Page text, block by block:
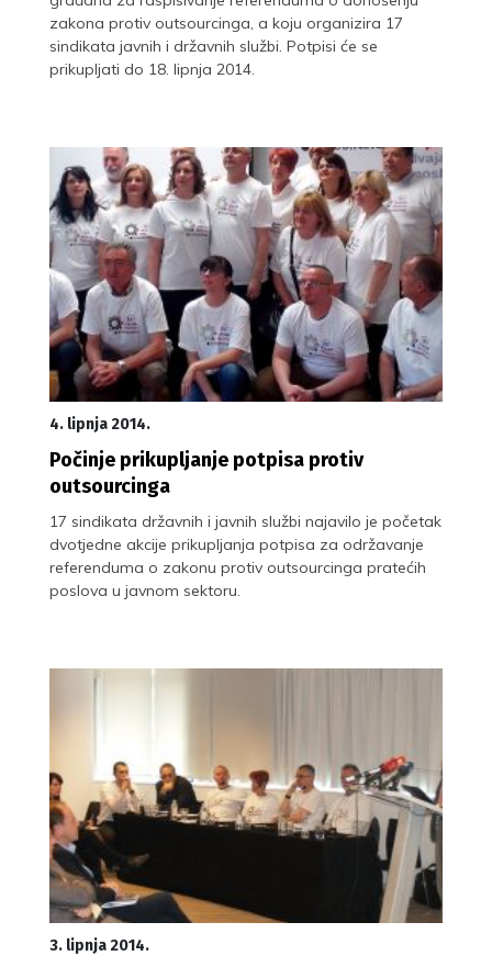
zakona protiv outsourcinga, a koju organizira 17
sindikata javnih i državnih službi. Potpisi će se
prikupljati do 18. lipnja 2014.
4. lipnja 2014.
Počinje prikupljanje potpisa protiv
outsourcinga
17 sindikata državnih i javnih službi najavilo je početak
dvotjedne akcije prikupljanja potpisa za održavanje
referenduma o zakonu protiv outsourcinga pratećih
poslova u javnom sektoru.
3. lipnja 2014.